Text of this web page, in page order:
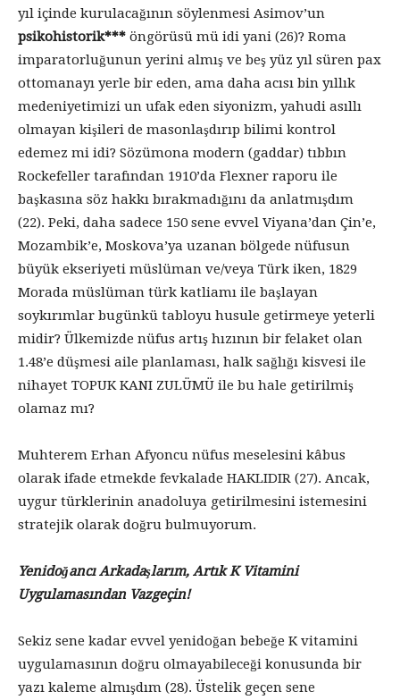
yıl içinde kurulacağının söylenmesi Asimov’un
psikohistorik*** öngörüsü mü idi yani (26)? Roma
imparatorluğunun yerini almış ve beş yüz yıl süren pax
ottomanayı yerle bir eden, ama daha acısı bin yıllık
medeniyetimizi un ufak eden siyonizm, yahudi asıllı
olmayan kişileri de masonlaşdırıp bilimi kontrol
edemez mi idi? Sözümona modern (gaddar) tıbbın
Rockefeller tarafından 1910’da Flexner raporu ile
başkasına söz hakkı bırakmadığını da anlatmışdım
(22). Peki, daha sadece 150 sene evvel Viyana’dan Çin’e,
Mozambik’e, Moskova’ya uzanan bölgede nüfusun
büyük ekseriyeti müslüman ve/veya Türk iken, 1829
Morada müslüman türk katliamı ile başlayan
soykırımlar bugünkü tabloyu husule getirmeye yeterli
midir? Ülkemizde nüfus artış hızının bir felaket olan
1.48’e düşmesi aile planlaması, halk sağlığı kisvesi ile
nihayet TOPUK KANI ZULÜMÜ ile bu hale getirilmiş
olamaz mı?
Muhterem Erhan Afyoncu nüfus meselesini kâbus
olarak ifade etmekde fevkalade HAKLIDIR (27). Ancak,
uygur türklerinin anadoluya getirilmesini istemesini
stratejik olarak doğru bulmuyorum.
Yenidoğancı Arkadaşlarım, Artık K Vitamini
Uygulamasından Vazgeçin!
Sekiz sene kadar evvel yenidoğan bebeğe K vitamini
uygulamasının doğru olmayabileceği konusunda bir
yazı kaleme almışdım (28). Üstelik geçen sene